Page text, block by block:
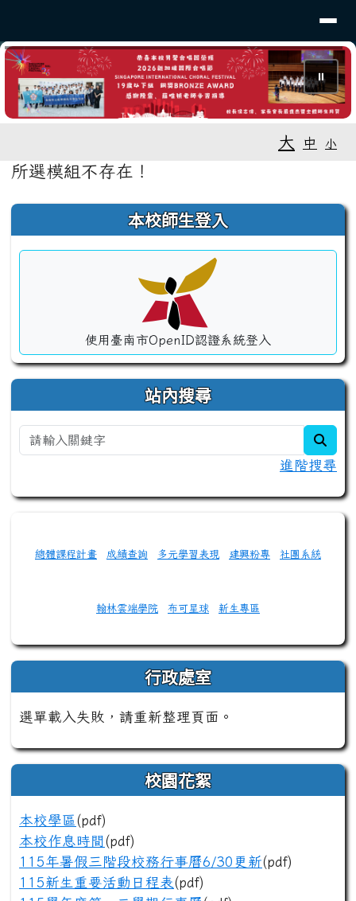
⏸
大 中 小
主內容區域
所選模組不存在！
左邊區域內容本校師生登入
使用臺南市OpenID認證系統登入
站內搜尋
進階搜尋
總體課程計畫 成績查詢 多元學習表現 建興粉專 社團系統
翰林雲端學院 布可星球 新生專區
行政處室
選單載入失敗，請重新整理頁面。
校園花絮
本校學區 (pdf)
本校作息時間 (pdf)
115年暑假三階段校務行事曆6/30更新(pdf)
115新生重要活動日程表(pdf)
頁尾區域